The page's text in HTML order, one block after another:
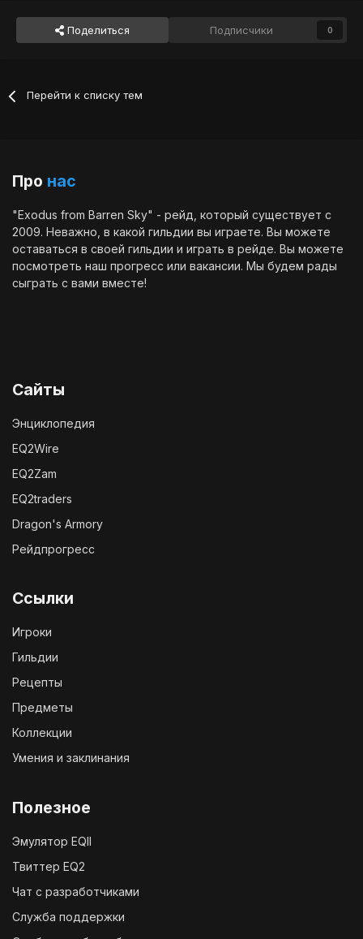
Поделиться Подписчики 0
Перейти к списку тем
Про нас
"Exodus from Barren Sky" - рейд, который существует с
2009. Неважно, в какой гильдии вы играете. Вы можете
оставаться в своей гильдии и играть в рейде. Вы можете
посмотреть наш прогресс или вакансии. Мы будем рады
сыграть с вами вместе!
Сайты
Энциклопедия
EQ2Wire
EQ2Zam
EQ2traders
Dragon's Armory
Рейдпрогресс
Ссылки
Игроки
Гильдии
Рецепты
Предметы
Коллекции
Умения и заклинания
Полезное
Эмулятор EQII
Твиттер EQ2
Чат с разработчиками
Служба поддержки